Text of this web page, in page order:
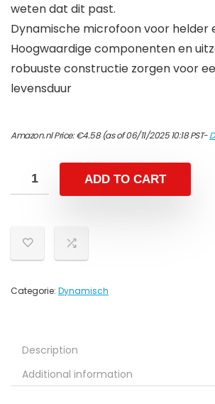
weten dat dit past.
Dynamische microfoon voor helder
Hoogwaardige componenten en
robuuste constructie zorgen voor
levensduur
Amazon.nl Price:€4.58(as of 06/11/2025 10:18 PST-
ADD TO CART
Categorie: Dynamisch
Description
Additional information